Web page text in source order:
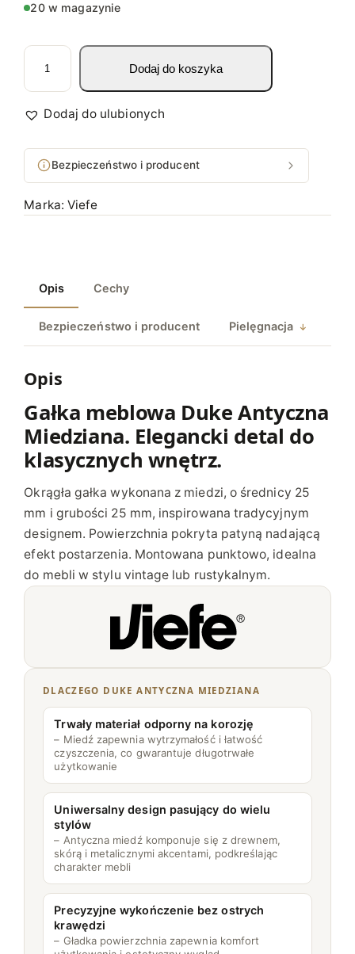
20 w magazynie
i
o
ś
G
K
L
A
U
K
E
A
N
T
Y
C
Z
N
E
Dodaj do koszyka
Dodaj do ulubionych
Bezpieczeństwo i producent
Marka: Viefe
Opis Cechy
Bezpieczeństwo i producent Pielęgnacja
Opis
Gałka meblowa Duke Antyczna
Miedziana. Elegancki detal do
klasycznych wnętrz.
Okrągła gałka wykonana z miedzi, o średnicy 25
mm i grubości 25 mm, inspirowana tradycyjnym
designem. Powierzchnia pokryta patyną nadającą
efekt postarzenia. Montowana punktowo, idealna
do mebli w stylu vintage lub rustykalnym.
DLACZEGO DUKE ANTYCZNA MIEDZIANA
Trwały materiał odporny na korozję
– Miedź zapewnia wytrzymałość i łatwość
czyszczenia, co gwarantuje długotrwałe
użytkowanie
Uniwersalny design pasujący do wielu
stylów
– Antyczna miedź komponuje się z drewnem,
skórą i metalicznymi akcentami, podkreślając
charakter mebli
Precyzyjne wykończenie bez ostrych
krawędzi
– Gładka powierzchnia zapewnia komfort